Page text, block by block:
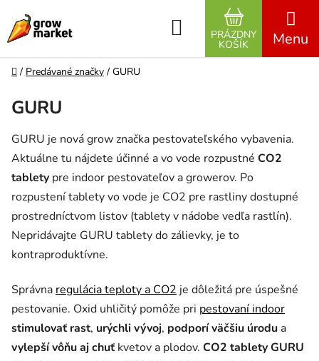
Hľadať
NÁKUPNÝ
PRÁZDNY
KOŠÍK
Domov
/ Predávané značky / GURU
GURU
GURU je nová grow značka pestovateľského vybavenia.
Aktuálne tu nájdete účinné a vo vode rozpustné CO2
tablety pre indoor pestovateľov a growerov. Po
rozpustení tablety vo vode je CO2 pre rastliny dostupné
prostredníctvom listov (tablety v nádobe vedľa rastlín).
Nepridávajte GURU tablety do zálievky, je to
kontraproduktívne.
Správna regulácia teploty a CO2 je dôležitá pre úspešné
pestovanie. Oxid uhličitý pomôže pri pestovaní indoor
stimulovať rast, urýchli vývoj, podporí väčšiu úrodu a
vylepší vôňu aj chuťkvetov a plodov. CO2 tablety GURU